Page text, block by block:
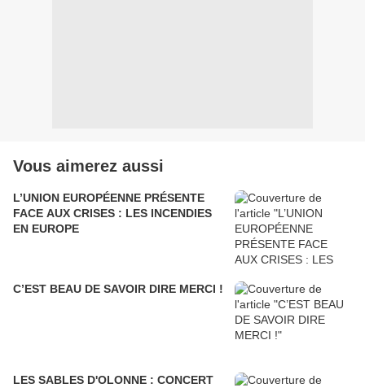
Vous aimerez aussi
L’UNION EUROPÉENNE PRÉSENTE
FACE AUX CRISES : LES INCENDIES
EN EUROPE
C’EST BEAU DE SAVOIR DIRE MERCI !
LES SABLES D'OLONNE : CONCERT